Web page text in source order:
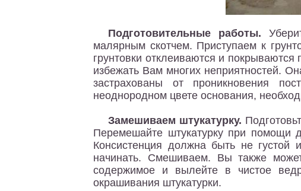
Подготовительные работы.
малярным скотчем. Приступаем к
грунтовки отклеиваются и
избежать Вам многих неприятностей.
застрахованы от проникновения
неоднородном цвете основания,
Замешиваем штукатурку.
Перемешайте штукатурку при помощи
Консистенция должна быть не густой
начинать. Смешиваем. Вы также
содержимое и вылейте в чистое
окрашивания штукатурки.